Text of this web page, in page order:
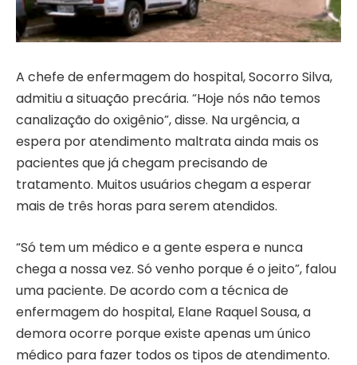
A chefe de enfermagem do hospital, Socorro Silva,
admitiu a situação precária. “Hoje nós não temos
canalização do oxigênio”, disse. Na urgência, a
espera por atendimento maltrata ainda mais os
pacientes que já chegam precisando de
tratamento. Muitos usuários chegam a esperar
mais de três horas para serem atendidos.
“Só tem um médico e a gente espera e nunca
chega a nossa vez. Só venho porque é o jeito”, falou
uma paciente. De acordo com a técnica de
enfermagem do hospital, Elane Raquel Sousa, a
demora ocorre porque existe apenas um único
médico para fazer todos os tipos de atendimento.